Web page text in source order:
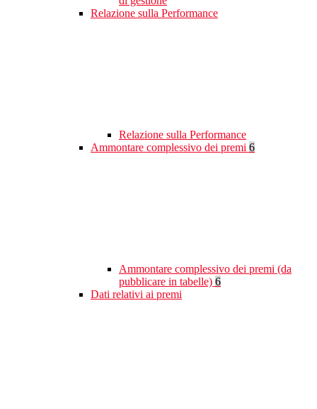
Relazione sulla Performance
Relazione sulla Performance
Ammontare complessivo dei premi 6
Ammontare complessivo dei premi (da
pubblicare in tabelle) 6
Dati relativi ai premi